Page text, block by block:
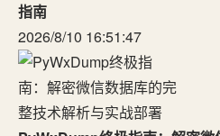
指南
2026/8/10 16:51:47